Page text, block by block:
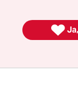
